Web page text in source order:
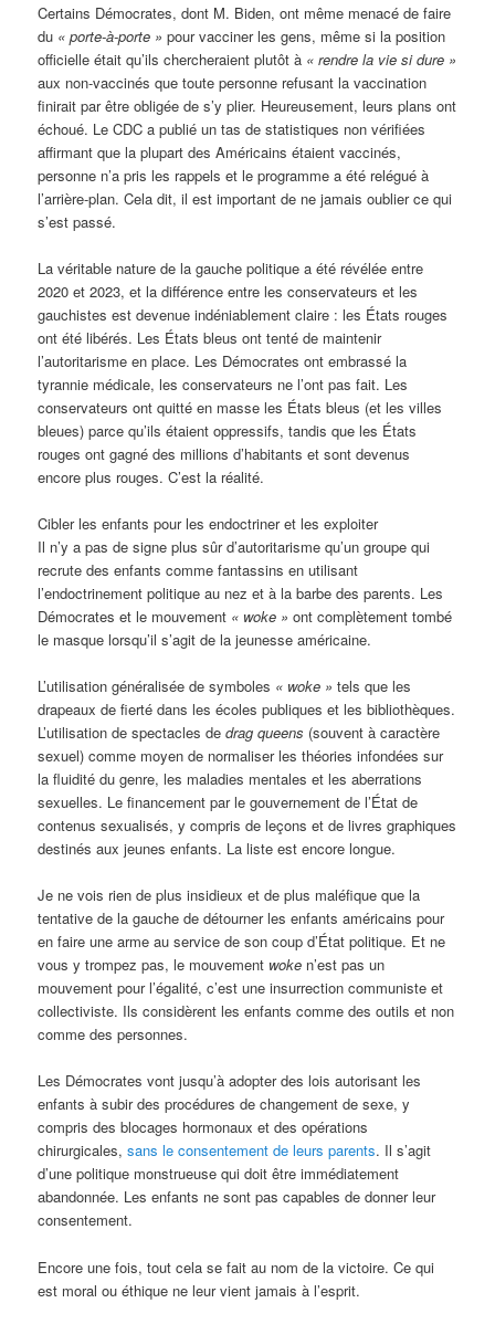
Certains Démocrates, dont M. Biden, ont même menacé de faire
du « porte-à-porte » pour vacciner les gens, même si la position
officielle était qu’ils chercheraient plutôt à « rendre la vie si dure »
aux non-vaccinés que toute personne refusant la vaccination
finirait par être obligée de s’y plier. Heureusement, leurs plans ont
échoué. Le CDC a publié un tas de statistiques non vérifiées
affirmant que la plupart des Américains étaient vaccinés,
personne n’a pris les rappels et le programme a été relégué à
l’arrière-plan. Cela dit, il est important de ne jamais oublier ce qui
s’est passé.
La véritable nature de la gauche politique a été révélée entre
2020 et 2023, et la différence entre les conservateurs et les
gauchistes est devenue indéniablement claire : les États rouges
ont été libérés. Les États bleus ont tenté de maintenir
l’autoritarisme en place. Les Démocrates ont embrassé la
tyrannie médicale, les conservateurs ne l’ont pas fait. Les
conservateurs ont quitté en masse les États bleus (et les villes
bleues) parce qu’ils étaient oppressifs, tandis que les États
rouges ont gagné des millions d’habitants et sont devenus
encore plus rouges. C’est la réalité.
Cibler les enfants pour les endoctriner et les exploiter
Il n’y a pas de signe plus sûr d’autoritarisme qu’un groupe qui
recrute des enfants comme fantassins en utilisant
l’endoctrinement politique au nez et à la barbe des parents. Les
Démocrates et le mouvement « woke » ont complètement tombé
le masque lorsqu’il s’agit de la jeunesse américaine.
L’utilisation généralisée de symboles « woke » tels que les
drapeaux de fierté dans les écoles publiques et les bibliothèques.
L’utilisation de spectacles dedrag queens (souvent à caractère
sexuel) comme moyen de normaliser les théories infondées sur
la fluidité du genre, les maladies mentales et les aberrations
sexuelles. Le financement par le gouvernement de l’État de
contenus sexualisés, y compris de leçons et de livres graphiques
destinés aux jeunes enfants. La liste est encore longue.
Je ne vois rien de plus insidieux et de plus maléfique que la
tentative de la gauche de détourner les enfants américains pour
en faire une arme au service de son coup d’État politique. Et ne
vous y trompez pas, le mouvement woke n’est pas un
mouvement pour l’égalité, c’est une insurrection communiste et
collectiviste. Ils considèrent les enfants comme des outils et non
comme des personnes.
Les Démocrates vont jusqu’à adopter des lois autorisant les
enfants à subir des procédures de changement de sexe, y
compris des blocages hormonaux et des opérations
chirurgicales,sans le consentement de leurs parents. Il s’agit
d’une politique monstrueuse qui doit être immédiatement
abandonnée. Les enfants ne sont pas capables de donner leur
consentement.
Encore une fois, tout cela se fait au nom de la victoire. Ce qui
est moral ou éthique ne leur vient jamais à l’esprit.